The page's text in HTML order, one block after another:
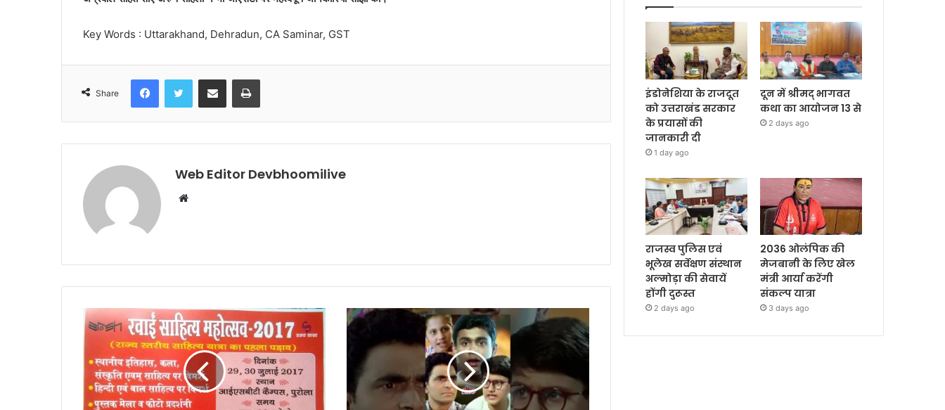
Key Words : Uttarakhand, Dehradun, CA Saminar, GST
Share
FacebookTwitter Share via Email Print
Web Editor Devbhoomilive
Website
इंडोनेशिया के राजदूत
को उत्तराखंड सरकार
के प्रयासों की
जानकारी दी
1 day ago
दून में श्रीमद् भागवत
कथा का आयोजन 13 से
2 days ago
राजस्व पुलिस एवं
भूलेख सर्वेक्षण संस्थान
अल्मोड़ा की सेवायें
होंगी दुरूस्त
2 days ago
2036 ओलंपिक की
मेजबानी के लिए खेल
मंत्री आर्या करेंगी
संकल्प यात्रा
3 days ago